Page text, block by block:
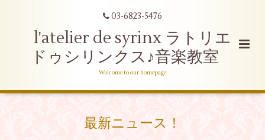
03-6823-5476
l'atelier de syrinx ラトリエ
ドゥシリンクス♪音楽教室
Welcome to our homepage
最新ニュース！